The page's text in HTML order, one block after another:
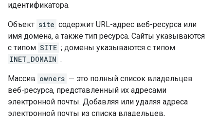
идентификатора.
Объект site содержит URL-адрес веб-ресурса или
имя домена, а также тип ресурса. Сайты указываются
с типом SITE ; домены указываются с типом
INET_DOMAIN .
Массив owners — это полный список владельцев
веб-ресурса, представленный их адресами
электронной почты. Добавляя или удаляя адреса
электронной почты из списка владельцев,